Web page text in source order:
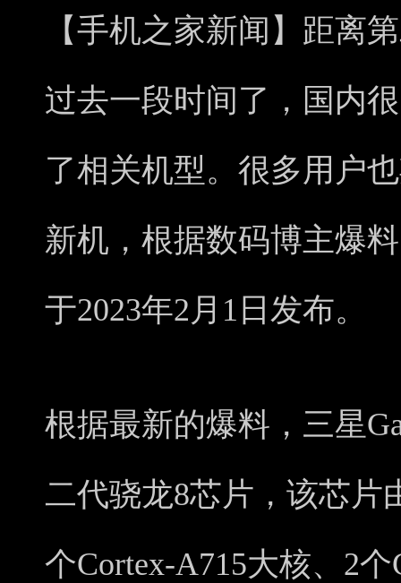
【手机之家新闻】距离
过去一段时间了，国内
了相关机型。很多用户
新机，根据数码博主爆
于2023年2月1日发布。
根据最新的爆料，三星
二代骁龙8芯片，该芯片
个Cortex-A715大核、2